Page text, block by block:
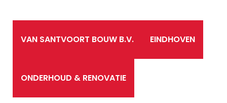
VAN SANTVOORT BOUW B.V. EINDHOVEN
ONDERHOUD & RENOVATIE